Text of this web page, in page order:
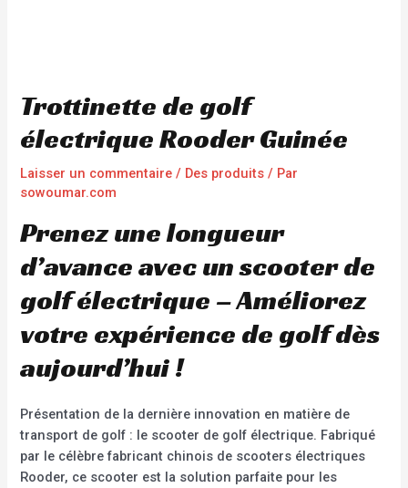
Trottinette de golf
électrique Rooder Guinée
Laisser un commentaire / Des produits / Par
sowoumar.com
Prenez une longueur
d’avance avec un scooter de
golf électrique – Améliorez
votre expérience de golf dès
aujourd’hui !
Présentation de la dernière innovation en matière de
transport de golf : le scooter de golf électrique. Fabriqué
par le célèbre fabricant chinois de scooters électriques
Rooder, ce scooter est la solution parfaite pour les